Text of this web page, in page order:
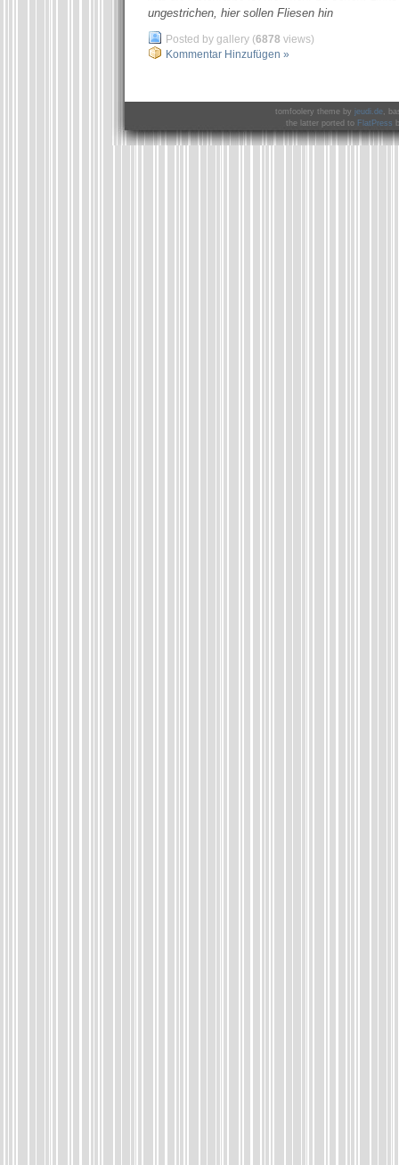
ungestrichen, hier sollen Fliesen hin
Posted by gallery (6878 views)
Kommentar Hinzufügen »
tomfoolery theme by jeudi.de,
the latter ported to FlatPress